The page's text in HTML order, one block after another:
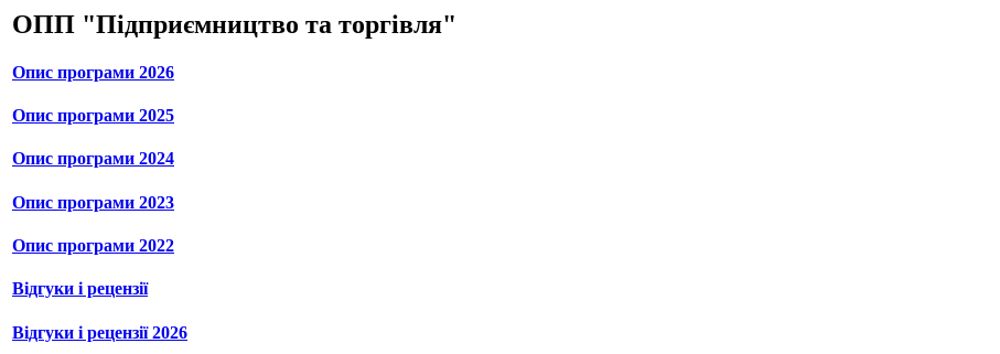
ОПП "Підприємництво та торгівля"
Опис програми 2026
Опис програми 2025
Опис програми 2024
Опис програми 2023
Опис програми 2022
Відгуки і рецензії
Відгуки і рецензії 2026